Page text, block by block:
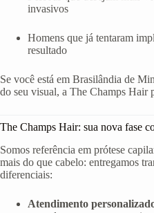
invasivos
Homens que já tentaram
resultado
Se você está em Brasilândia de
do seu visual, a The Champs Hair
The Champs Hair: sua nova fase
Somos referência em prótese
mais do que cabelo: entregamos
diferenciais:
Atendimento